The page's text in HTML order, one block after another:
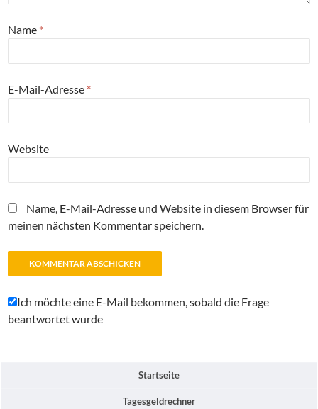
Name *
E-Mail-Adresse *
Website
Name, E-Mail-Adresse und Website in diesem Browser für
meinen nächsten Kommentar speichern.
Ich möchte eine E-Mail bekommen, sobald die Frage
beantwortet wurde
Startseite
Tagesgeldrechner